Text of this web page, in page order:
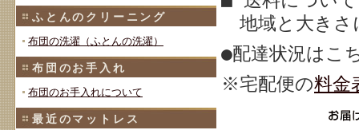
ふとんのクリーニング
布団の洗濯（ふとんの洗濯）
布団のお手入れ
布団のお手入れについて
最近のマットレス
地域と大きさ
●配達状況はこ
※宅配便の料金